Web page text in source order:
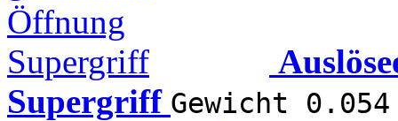
Supergriff Gewicht